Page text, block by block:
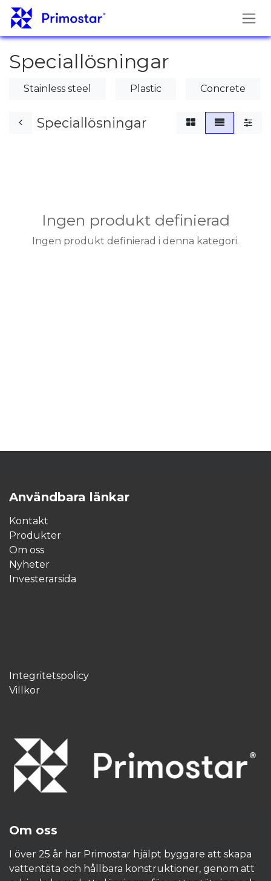
Hoppa till innehåll
Speciallösningar
Stainless steel Plastic Concrete
Speciallösningar
Ingen produkt definierad
Ingen produkt definierad i denna kategori.
Användbara länkar
Kontakt
Produkter
Om oss
Nyheter
Investerarsida
Integritetspolicy
Villkor
Om oss
I över 25 år har Primostar hjälpt byggare att skapa
vattentäta och hållbara konstruktioner, genom att